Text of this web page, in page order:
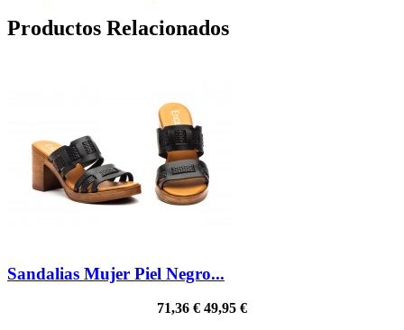
Productos Relacionados
Sandalias Mujer Piel Negro...
71,36 € 49,95 €